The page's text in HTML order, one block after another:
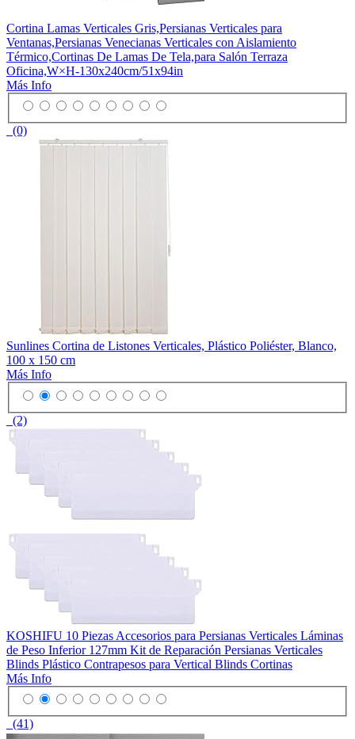
Cortina Lamas Verticales Gris,Persianas Verticales para
Ventanas,Persianas Venecianas Verticales con Aislamiento
Térmico,Cortinas De Lamas De Tela,para Salón Terraza
Oficina,W×H-130x240cm/51x94in
Más Info
(0)
Sunlines Cortina de Listones Verticales, Plástico Poliéster, Blanco,
100 x 150 cm
Más Info
(2)
KOSHIFU 10 Piezas Accesorios para Persianas Verticales Láminas
de Peso Inferior 127mm Kit de Reparación Persianas Verticales
Blinds Plástico Contrapesos para Vertical Blinds Cortinas
Más Info
(41)